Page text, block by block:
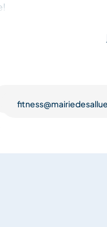
tot 18.30 uur
van 12.15 tot 13.00